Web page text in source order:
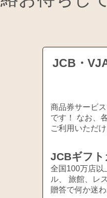
JCB・
商品券サービ
です！ なお、
ご利用いただけ
JCBギフト
全国100万店以
ル、 旅館、レ
贈答で何か迷